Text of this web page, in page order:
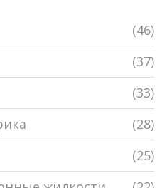
(46)
(37)
(33)
(28)
(25)